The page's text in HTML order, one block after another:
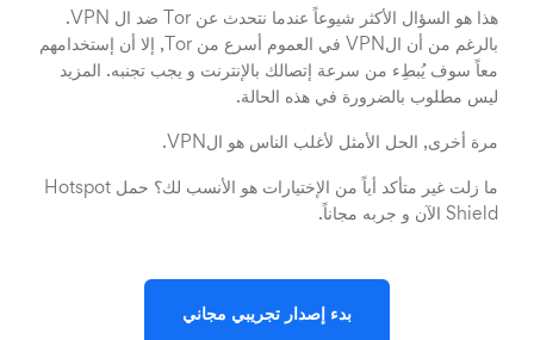
هذا هو السؤال الأكثر شيوعاً عندما نتحدث عن Tor ضد ال VPN.
بالرغم من أن الVPN في العموم أسرع من Tor, إلا أن إستخدامهم
معاً سوف يُبطِء من سرعة إتصالك بالإنترنت و يجب تجنبه. المزيد
ليس مطلوب بالضرورة في هذه الحالة.
مرة أخرى, الحل الأمثل لأغلب الناس هو الVPN.
ما زلت غير متأكد أياً من الإختيارات هو الأنسب لك؟ حمل Hotspot
Shield الآن و جربه مجاناً.
بدء إصدار تجريبي مجاني